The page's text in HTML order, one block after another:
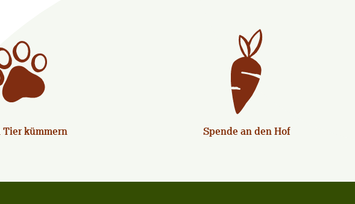
Tier kümmern Spende an den Hof